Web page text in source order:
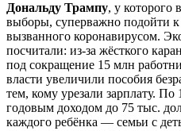
Дональду Трампу, у которого
выборы, суперважно подойти
вызванного коронавирусом.
посчитали: из-за жёсткого
под сокращение 15 млн
власти увеличили пособия
тем, кому урезали зарплату.
годовым доходом до 75 тыс.
каждого ребёнка — семьи с